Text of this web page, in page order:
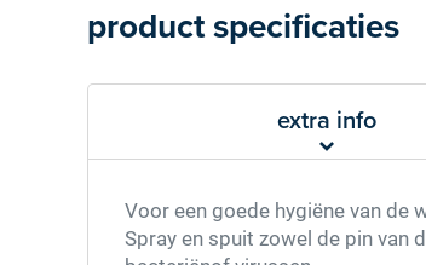
product specificaties
extra info
Voor een goede hygiëne van de
Spray en spuit zowel de pin